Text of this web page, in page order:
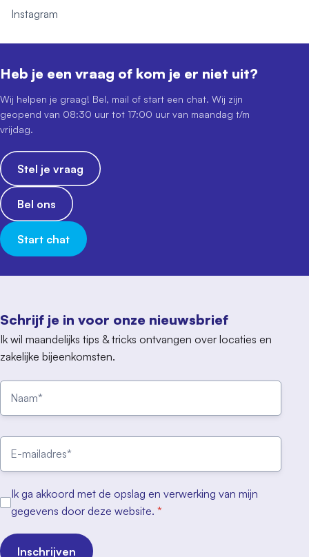
Instagram
Schrijf je in voor onze nieuwsbrief
Ik wil maandelijks tips & tricks ontvangen over locaties en
zakelijke bijeenkomsten.
Ik ga akkoord met de opslag en verwerking van mijn
gegevens door deze website. *
Inschrijven
Heb je een vraag of kom je er niet uit?
Wij helpen je graag! Bel, mail of start een chat. Wij zijn
geopend van 08:30 uur tot 17:00 uur van maandag t/m
vrijdag.
Stel je vraag
Bel ons
Start chat